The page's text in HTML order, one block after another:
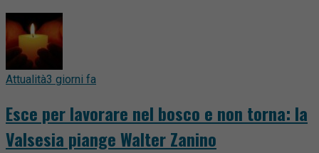
Attualità3 giorni fa
Esce per lavorare nel bosco e non torna: la
Valsesia piange Walter Zanino